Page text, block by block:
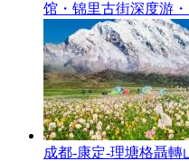
馆・锦里古街深度游
成都-康定-理塘格聶轉